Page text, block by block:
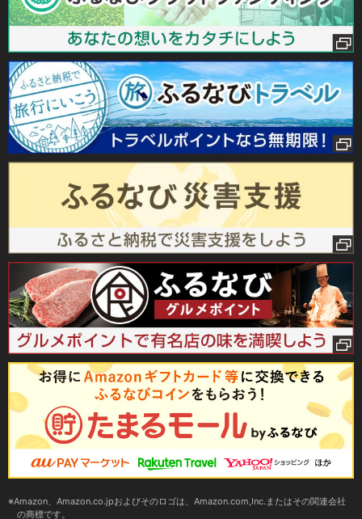
Amazon、Amazon.co.jpおよびそのロゴは、Amazon.com,Inc.またはその関連会社
の商標です。